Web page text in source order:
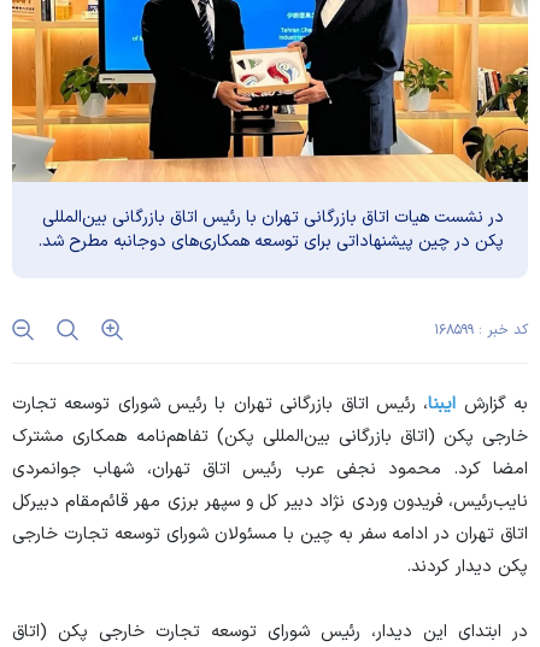
در نشست هیات اتاق بازرگانی تهران با رئیس اتاق بازرگانی بین‌المللی
پکن در چین پیشنهاداتی برای توسعه همکاری‌های دوجانبه مطرح شد.
کد خبر : ۱۶۸۵۹۹
به گزارش ایبنا، رئیس اتاق بازرگانی تهران با رئیس شورای توسعه تجارت
خارجی پکن (اتاق بازرگانی بین‌المللی پکن) تفاهم‌نامه همکاری مشترک
امضا کرد. محمود نجفی عرب رئیس اتاق تهران، شهاب جوانمردی
نایب‌رئیس، فریدون وردی نژاد دبیر کل و سپهر برزی مهر قائم‌مقام دبیرکل
اتاق تهران در ادامه سفر به چین با مسئولان شورای توسعه تجارت خارجی
پکن دیدار کردند.
در ابتدای این دیدار، رئیس شورای توسعه تجارت خارجی پکن (اتاق